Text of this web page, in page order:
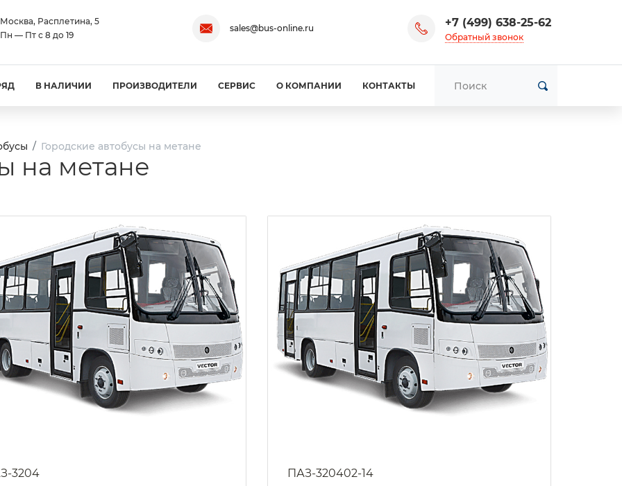
Москва, Расплетина, 5
Пн — Пт с 8 до 19
sales@bus-online.ru +7 (499) 638-25-62
Обратный звонок
В НАЛИЧИИ ПРОИЗВОДИТЕЛИ СЕРВИС О КОМПАНИИ КОНТАКТЫ
Городские автобусы на метане
на метане
3204 ПАЗ-320402-14